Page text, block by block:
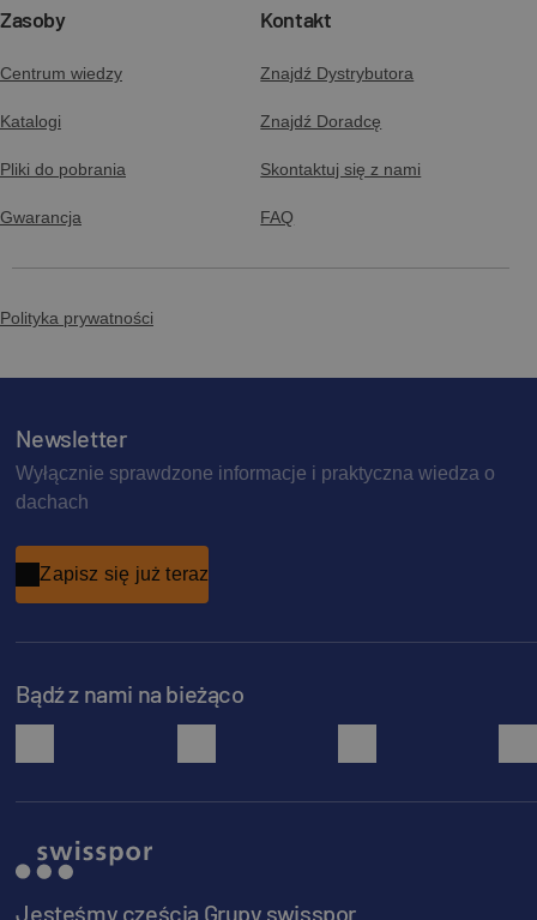
Zasoby
Centrum wiedzy
Katalogi
Pliki do pobrania
Gwarancja
Kontakt
Znajdź Dystrybutora
Znajdź Doradcę
Skontaktuj się z nami
FAQ
Polityka prywatności
Newsletter
Wyłącznie sprawdzone informacje i praktyczna wiedza o
dachach
Zapisz się już teraz
Bądź z nami na bieżąco
facebook instagram pinterest
Jesteśmy częścią Grupy swisspor